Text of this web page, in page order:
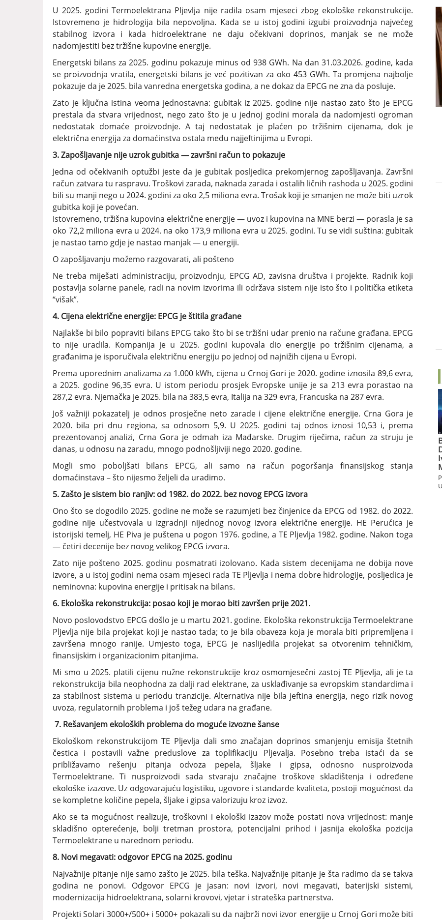
U 2025. godini Termoelektrana Pljevlja nije radila osam mjeseci zbog ekološke rekonstrukcije.
Istovremeno je hidrologija bila nepovoljna. Kada se u istoj godini izgubi proizvodnja najvećeg
stabilnog izvora i kada hidroelektrane ne daju očekivani doprinos, manjak se ne može
nadomjestiti bez tržišne kupovine energije.
Energetski bilans za 2025. godinu pokazuje minus od 938 GWh. Na dan 31.03.2026. godine, kada
se proizvodnja vratila, energetski bilans je već pozitivan za oko 453 GWh. Ta promjena najbolje
pokazuje da je 2025. bila vanredna energetska godina, a ne dokaz da EPCG ne zna da posluje.
Zato je ključna istina veoma jednostavna: gubitak iz 2025. godine nije nastao zato što je EPCG
prestala da stvara vrijednost, nego zato što je u jednoj godini morala da nadomjesti ogroman
nedostatak domaće proizvodnje. A taj nedostatak je plaćen po tržišnim cijenama, dok je
električna energija za domaćinstva ostala među najjeftinijima u Evropi.
3. Zapošljavanje nije uzrok gubitka — završni račun to pokazuje
Jedna od očekivanih optužbi jeste da je gubitak posljedica prekomjernog zapošljavanja. Završni
račun zatvara tu raspravu. Troškovi zarada, naknada zarada i ostalih ličnih rashoda u 2025. godini
bili su manji nego u 2024. godini za oko 2,5 miliona evra. Trošak koji je smanjen ne može biti uzrok
gubitka koji je povećan.
Istovremeno, tržišna kupovina električne energije — uvoz i kupovina na MNE berzi — porasla je sa
oko 72,2 miliona evra u 2024. na oko 173,9 miliona evra u 2025. godini. Tu se vidi suština: gubitak
je nastao tamo gdje je nastao manjak — u energiji.
O zapošljavanju možemo razgovarati, ali pošteno
Ne treba miješati administraciju, proizvodnju, EPCG AD, zavisna društva i projekte. Radnik koji
postavlja solarne panele, radi na novim izvorima ili održava sistem nije isto što i politička etiketa
“višak”.
4. Cijena električne energije: EPCG je štitila građane
Najlakše bi bilo popraviti bilans EPCG tako što bi se tržišni udar prenio na račune građana. EPCG
to nije uradila. Kompanija je u 2025. godini kupovala dio energije po tržišnim cijenama, a
građanima je isporučivala električnu energiju po jednoj od najnižih cijena u Evropi.
Prema uporednim analizama za 1.000 kWh, cijena u Crnoj Gori je 2020. godine iznosila 89,6 evra,
a 2025. godine 96,35 evra. U istom periodu prosjek Evropske unije je sa 213 evra porastao na
287,2 evra. Njemačka je 2025. bila na 383,5 evra, Italija na 329 evra, Francuska na 287 evra.
Još važniji pokazatelj je odnos prosječne neto zarade i cijene električne energije. Crna Gora je
2020. bila pri dnu regiona, sa odnosom 5,9. U 2025. godini taj odnos iznosi 10,53 i, prema
prezentovanoj analizi, Crna Gora je odmah iza Mađarske. Drugim riječima, račun za struju je
danas, u odnosu na zaradu, mnogo podnošljiviji nego 2020. godine.
Mogli smo poboljšati bilans EPCG, ali samo na račun pogoršanja finansijskog stanja
domaćinstava – što nijesmo željeli da uradimo.
5. Zašto je sistem bio ranjiv: od 1982. do 2022. bez novog EPCG izvora
Ono što se dogodilo 2025. godine ne može se razumjeti bez činjenice da EPCG od 1982. do 2022.
godine nije učestvovala u izgradnji nijednog novog izvora električne energije. HE Perućica je
istorijski temelj, HE Piva je puštena u pogon 1976. godine, a TE Pljevlja 1982. godine. Nakon toga
— četiri decenije bez novog velikog EPCG izvora.
Zato nije pošteno 2025. godinu posmatrati izolovano. Kada sistem decenijama ne dobija nove
izvore, a u istoj godini nema osam mjeseci rada TE Pljevlja i nema dobre hidrologije, posljedica je
neminovna: kupovina energije i pritisak na bilans.
6. Ekološka rekonstrukcija: posao koji je morao biti završen prije 2021.
Novo poslovodstvo EPCG došlo je u martu 2021. godine. Ekološka rekonstrukcija Termoelektrane
Pljevlja nije bila projekat koji je nastao tada; to je bila obaveza koja je morala biti pripremljena i
završena mnogo ranije. Umjesto toga, EPCG je naslijedila projekat sa otvorenim tehničkim,
finansijskim i organizacionim pitanjima.
Mi smo u 2025. platili cijenu nužne rekonstrukcije kroz osmomjesečni zastoj TE Pljevlja, ali je ta
rekonstrukcija bila neophodna za dalji rad elektrane, za usklađivanje sa evropskim standardima i
za stabilnost sistema u periodu tranzicije. Alternativa nije bila jeftina energija, nego rizik novog
uvoza, regulatornih problema i još težeg udara na građane.
7. Rešavanjem ekoloških problema do moguće izvozne šanse
Ekološkom rekonstrukcijom TE Pljevlja dali smo značajan doprinos smanjenju emisija štetnih
čestica i postavili važne preduslove za toplifikaciju Pljevalja. Posebno treba istaći da se
približavamo rešenju pitanja odvoza pepela, šljake i gipsa, odnosno nusproizvoda
Termoelektrane. Ti nusproizvodi sada stvaraju značajne troškove skladištenja i određene
ekološke izazove. Uz odgovarajuću logistiku, ugovore i standarde kvaliteta, postoji mogućnost da
se kompletne količine pepela, šljake i gipsa valorizuju kroz izvoz.
Ako se ta mogućnost realizuje, troškovni i ekološki izazov može postati nova vrijednost: manje
skladišno opterećenje, bolji tretman prostora, potencijalni prihod i jasnija ekološka pozicija
Termoelektrane u narednom periodu.
8. Novi megavati: odgovor EPCG na 2025. godinu
Najvažnije pitanje nije samo zašto je 2025. bila teška. Najvažnije pitanje je šta radimo da se takva
godina ne ponovi. Odgovor EPCG je jasan: novi izvori, novi megavati, baterijski sistemi,
modernizacija hidroelektrana, solarni krovovi, vjetar i strateška partnerstva.
Projekti Solari 3000+/500+ i 5000+ pokazali su da najbrži novi izvor energije u Crnoj Gori može biti